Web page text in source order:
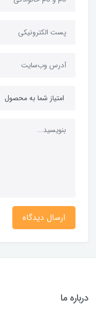
ارسال دیدگاه
درباره ما